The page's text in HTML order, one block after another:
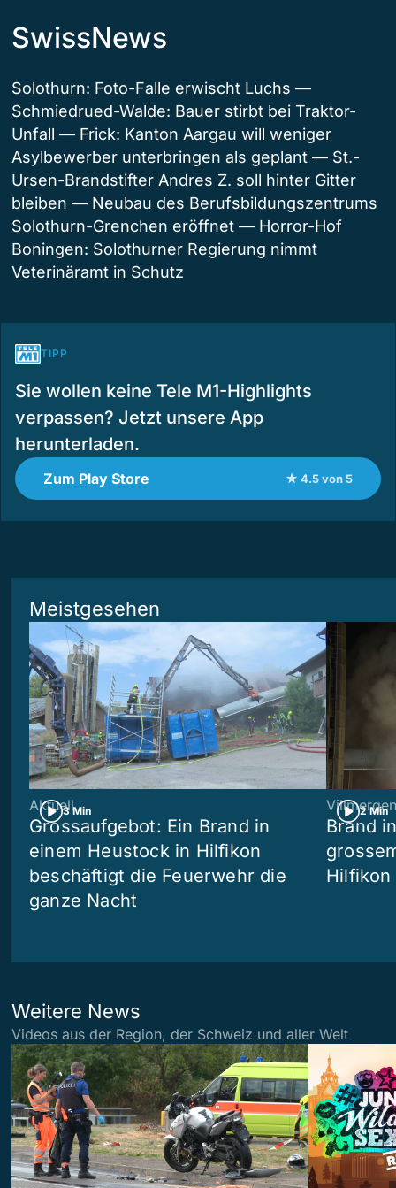
SwissNews
Solothurn: Foto-Falle erwischt Luchs —
Schmiedrued-Walde: Bauer stirbt bei Traktor-
Unfall — Frick: Kanton Aargau will weniger
Asylbewerber unterbringen als geplant — St.-
Ursen-Brandstifter Andres Z. soll hinter Gitter
bleiben — Neubau des Berufsbildungszentrums
Solothurn-Grenchen eröffnet — Horror-Hof
Boningen: Solothurner Regierung nimmt
Veterinäramt in Schutz
TIPP
Sie wollen keine Tele M1-Highlights
verpassen? Jetzt unsere App
herunterladen.
Zum Play Store ★ 4.5 von 5
Meistgesehen
3 Min
Aktuell
Grossaufgebot: Ein Brand in
einem Heustock in Hilfikon
beschäftigt die Feuerwehr die
ganze Nacht
2 Min
Villmergen
Brand
Hilfikon
Weitere News
Videos aus der Region, der Schweiz und aller Welt